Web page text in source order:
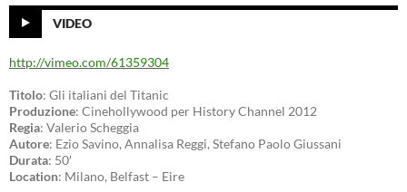
VIDEO
http://vimeo.com/61359304
Titolo: Gli italiani del Titanic
Produzione: Cinehollywood per History Channel 2012
Regia: Valerio Scheggia
Autore: Ezio Savino, Annalisa Reggi, Stefano Paolo Giussani
Durata: 50′
Location: Milano, Belfast – Eire